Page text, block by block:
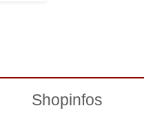
Shopinfos